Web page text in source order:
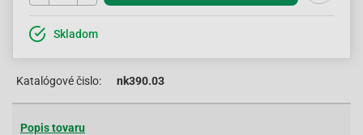
Skladom
Katalógové čislo: nk390.03
Popis tovaru